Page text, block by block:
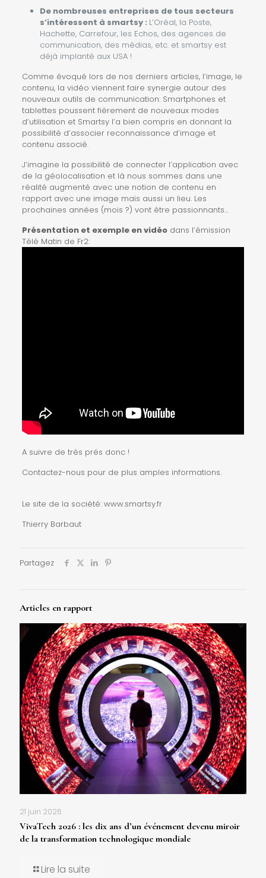
De nombreuses entreprises de tous secteurs
s’intéressent à smartsy : L’Oréal, la Poste,
Hachette, Carrefour, les Echos, des agences de
communication, des médias, etc. et smartsy est
déjà implanté aux USA !
Comme évoqué lors de nos derniers articles, l’image, le
contenu, la vidéo viennent faire synergie autour des
nouveaux outils de communication: Smartphones et
tablettes poussent fièrement de nouveaux modes
d’utilisation et Smartsy l’a bien compris en donnant la
possibilité d’associer reconnaissance d’image et
contenu associé.
J’imagine la possibilité de connecter l’application avec
de la géolocalisation et là nous sommes dans une
réalité augmenté avec une notion de contenu en
rapport avec une image mais aussi un lieu. Les
prochaines années (mois ?) vont être passionnants…
Présentation et exemple en vidéodans l’émission
Télé Matin de Fr2:
A suivre de très prés donc !
Contactez-nous pour de plus amples informations.
Le site de la société: www.smartsy.fr
Thierry Barbaut
Partagez
Articles en rapport
21 juin 2026
VivaTech 2026 : les dix ans d’un événement devenu miroir
de la transformation technologique mondiale
Lire la suite